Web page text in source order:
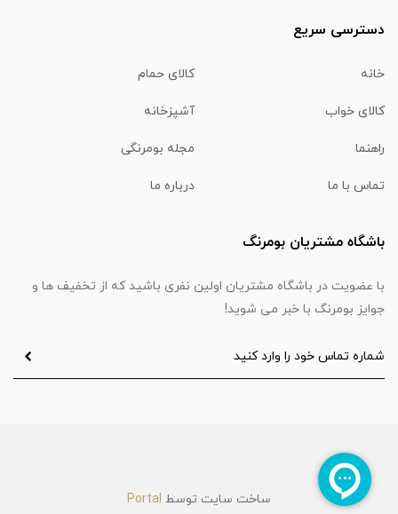
دسترسی سریع
خانه کالای حمام
کالای خواب آشپزخانه
راهنما مجله بومرنگی
تماس با ما درباره ما
باشگاه مشتریان بومرنگ
با عضویت در باشگاه مشتریان اولین نفری باشید که از تخفیف ها و
جوایز بومرنگ با خبر می شوید!
ساخت سایت توسط Portal